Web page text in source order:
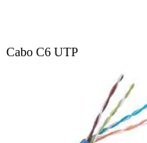
Cabo C6 UTP